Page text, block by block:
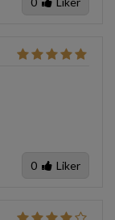
0 Liker